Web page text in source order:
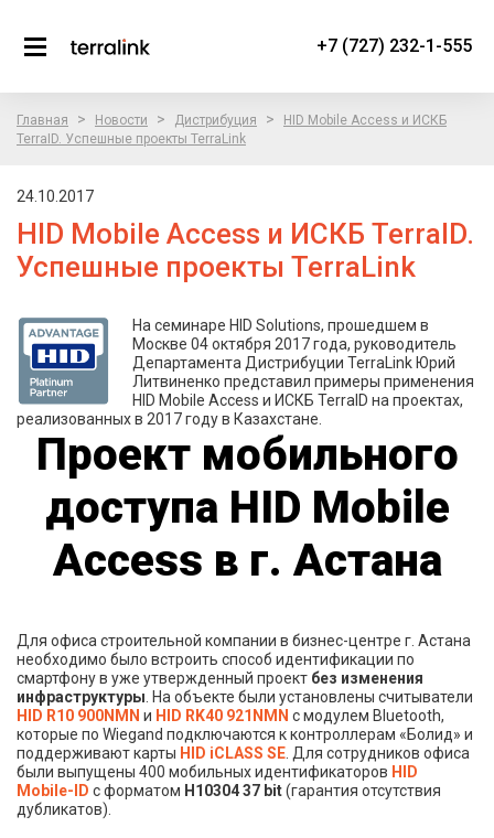
+7 (727) 232-1-555
Главная > Новости > Дистрибуция >
HID Mobile Access и ИСКБ
TerraID. Успешные проекты TerraLink
24.10.2017
HID Mobile Access и ИСКБ TerraID.
Успешные проекты TerraLink
На семинаре HID Solutions, прошедшем в
Москве 04 октября 2017 года, руководитель
Департамента Дистрибуции TerraLink Юрий
Литвиненко представил примеры применения
HID Mobile Access и ИСКБ TerraID на проектах,
реализованных в 2017 году в Казахстане.
Проект мобильного
доступа HID Mobile
Access в г. Астана
Для офиса строительной компании в бизнес-центре г. Астана
необходимо было встроить способ идентификации по
смартфону в уже утвержденный проект без изменения
инфраструктуры . На объекте были установлены считыватели
HID R10 900NMN и HID RK40 921NMN c модулем Bluetooth,
которые по Wiegand подключаются к контроллерам «Болид» и
поддерживают карты HID iCLASS SE . Для сотрудников офиса
были выпущены 400 мобильных идентификаторов HID
Mobile-ID с форматом H10304 37 bit(гарантия отсутствия
дубликатов).